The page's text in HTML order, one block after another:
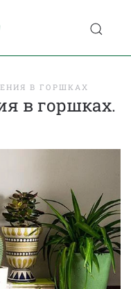
В ГОРШКАХ
в горшках.